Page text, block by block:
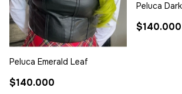
Peluca Emerald Leaf
$140.000
Peluca
$140.000